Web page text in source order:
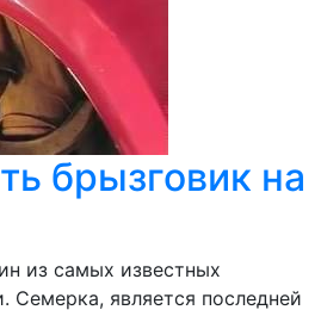
брызговик на
из самых известных
Семерка, является последней